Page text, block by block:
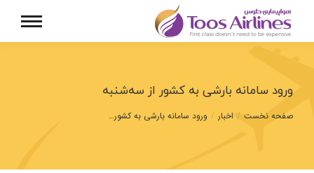
ورود سامانه بارشی به کشور از سه‌شنبه
مکان شما:
صفحه نخست اخبار ورود سامانه بارشی به کشور…